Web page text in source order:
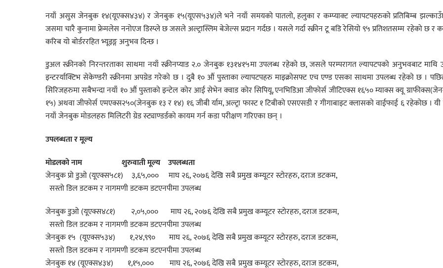
नयाँ असुस जेनबुक १४(यूएक्स४३४) र जेनबुक १५(यूएस५३४)ले भने नयाँ समयको पातलो, हलुका र कम्प्याक्ट ल्यापटपहरुको प्रतिबिम्ब
जसमा चारै कुनामा फ्रेमलेस ननोएज डिस्प्ले छ जसले अल्ट्रास्लिम बेजेल्स प्रदान गर्दछ । यसले गर्दा स्क्रीन टू बडि रेसियो ९५ प्रतिशतसम्म रहेको छ र
करिब यो बोर्डररहित भ्यूइङ्ग अनुभव दिन्छ ।
डुअल स्क्रीनको निरन्तरताका साथमा नयाँ स्क्रीनप्याड २.० जेनबुक १३१४१५मा उपलब्ध रहेको छ, जसले परम्परागत ल्यापटपको अनुभवबाट माथि
इन्टरर्याक्टिभ सेकेण्डरी स्क्रीनमा अपग्रेड गरेको छ । दुबै १० औं पुस्ताका ल्यापटपहरु माइक्रोसफ्ट एच एण्ड एसका साथमा उपलब्ध रहेको छ ।
सिरिजहरुमा सबैभन्दा नयाँ १० औं पुस्ताको इन्टेल कोर आई सेभेन क्वाड कोर सिपियू, एनभिडिआ जीफोर्स जीटिएक्स १६५० म्याक्स क्यू
१५) अथवा जीफोर्स एमएक्स२५०(जेनबुक १३ र १४) १६ जीबी र्याम, अल्ट्रा फास्ट १ टिबीको एसएसडी र गीगाबाइट क्लासको वाईफाई ६ रहेकोछ ।
नयाँ जेनबुक मोडलहरु मिलिटरी ग्रेड स्ट्याण्डर्डको कायम गर्न कडा परीक्षण गरिएका छन् ।
उपलब्धता र मूल्य
मोडलको नाम
शुरुवाती मूल्य उपलब्धता
जेनबुक प्रो डुओ (यूएक्स५८१) ३,६५,००० माघ २६, २०७६ देखि सबै प्रमुख कम्यूटर स्टोरहरु, दराज
सस्तो डिल डटकम र नागमणी डटकम डटएनपीमा उपलब्ध
जेनबुक डुओ (यूएक्स४८१) २,०५,००० माघ २६, २०७६ देखि सबै प्रमुख कम्यूटर स्टोरहरु, दराज
सस्तो डिल डटकम र नागमणी डटकम डटएनपीमा उपलब्ध
जेनबुक १५ (यूएक्स५३४) १,२४,९९० माघ २६, २०७६ देखि सबै प्रमुख कम्यूटर स्टोरहरु, दराज
सस्तो डिल डटकम र नागमणी डटकम डटएनपीमा उपलब्ध
जेनबुक १४ (यूएक्स४३४) १,१५,००० माघ २६, २०७६ देखि सबै प्रमुख कम्यूटर स्टोरहरु, दराज